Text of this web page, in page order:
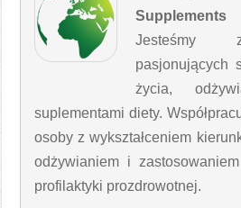
Supplements
Jesteśmy
pasjonujących
życia,
suplementami diety.
osoby z wykształceniem
odżywianiem i
profilaktyki prozdrowotnej.